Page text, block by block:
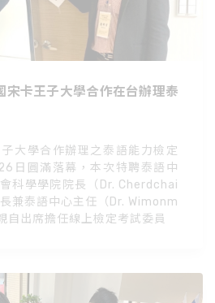
宋卡王子大學合作在台辦理泰
大學合作辦理之泰語能力檢定
日圓滿落幕，本次特聘泰語中
科學學院院長（Dr. Cherdchai
兼泰語中心主任（Dr. Wimonm
出席擔任線上檢定考試委員